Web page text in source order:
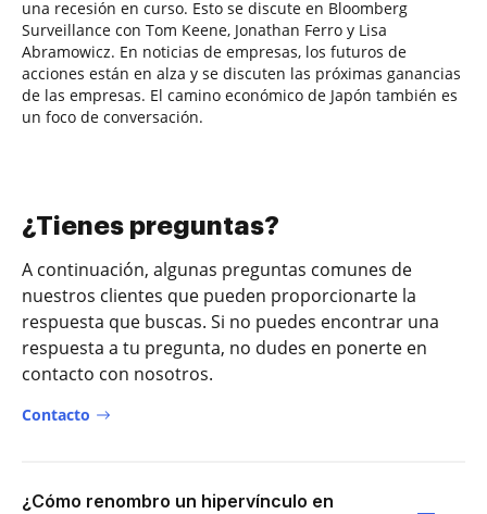
una recesión en curso. Esto se discute en Bloomberg
Surveillance con Tom Keene, Jonathan Ferro y Lisa
Abramowicz. En noticias de empresas, los futuros de
acciones están en alza y se discuten las próximas ganancias
de las empresas. El camino económico de Japón también es
un foco de conversación.
¿Tienes preguntas?
A continuación, algunas preguntas comunes de
nuestros clientes que pueden proporcionarte la
respuesta que buscas. Si no puedes encontrar una
respuesta a tu pregunta, no dudes en ponerte en
contacto con nosotros.
Contacto
¿Cómo renombro un hipervínculo en